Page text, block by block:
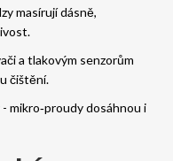
masírují dásně,
a tlakovým senzorům
čištění.
mikro‑proudy dosáhnou i